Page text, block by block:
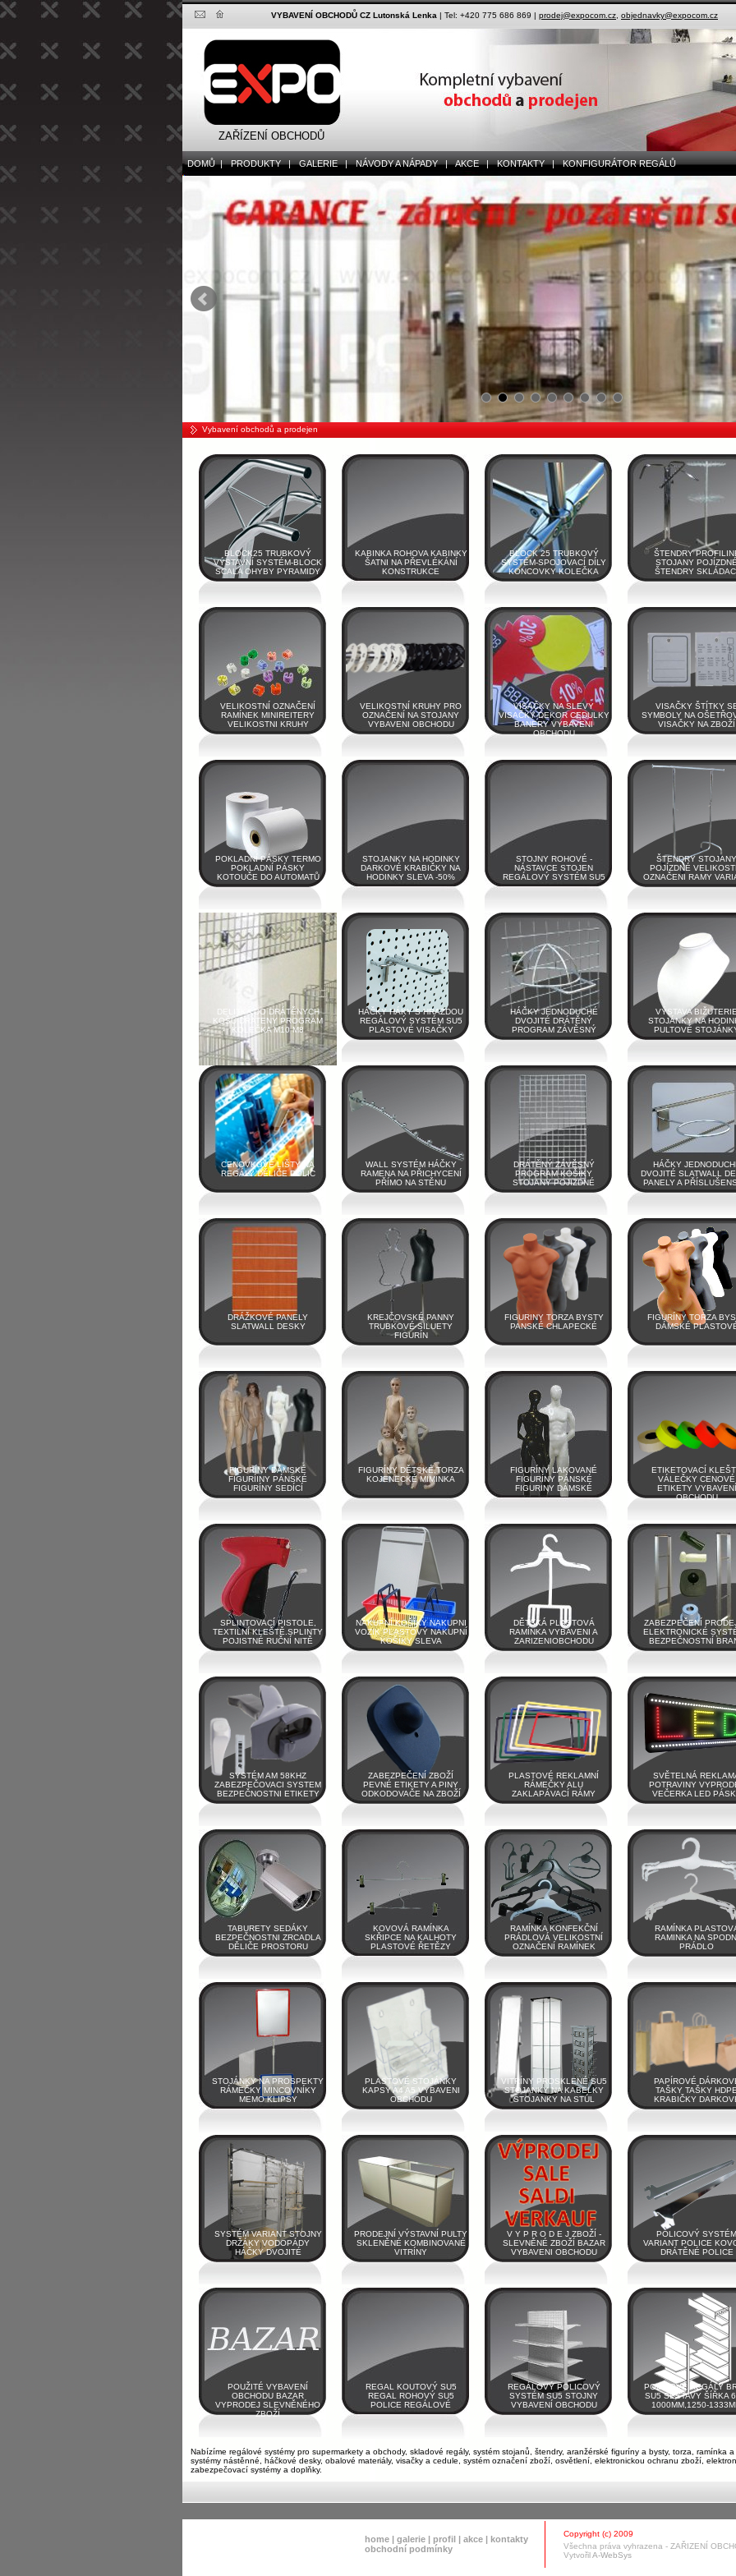
VYBAVENÍ OBCHODŮ CZ Lutonská Lenka | Tel: +420 775 686 869 | prodej@expocom.cz objednavky@expocom.cz
ZAŘÍZENÍ OBCHODŮ
DOMŮ |PRODUKTY |GALERIE |NÁVODY A NÁPADY |AKCE |KONTAKTY |KONFIGURÁTOR REGÁLŮ
Vybavení obchodů a prodejen
BLOCK25 TRUBKOVÝ
VÝSTAVNÍ SYSTÉM-BLOCK
SCALA OHYBY PYRAMIDY
KABINKA ROHOVA KABINKY
ŠATNI NA PŘEVLÉKÁNÍ
KONSTRUKCE
BLOCK 25 TRUBKOVÝ
SYSTÉM-SPOJOVACÍ DÍLY
KONCOVKY KOLEČKA
ŠTENDRY
STOJANY POJÍZDNÉ
ŠTENDRY
VELIKOSTNÍ OZNAČENÍ
RAMÍNEK MINIREITERY
VELIKOSTNI KRUHY
VELIKOSTNÍ KRUHY PRO
OZNAČENÍ NA STOJANY
VYBAVENI OBCHODU
VISAČKY NA SLEVY
VISAČKY DEKOR CEDULKY
BANERY VYBAVENI
OBCHODU
VISAČKY ŠTÍTKY
SYMBOLY NA
VISAČKY NA ZBOŽÍ
POKLADNÍ PÁSKY TERMO
POKLADNÍ PÁSKY
KOTOUČE DO AUTOMATŮ
STOJANKY NA HODINKY
DARKOVÉ KRABIČKY NA
HODINKY SLEVA -50%
STOJNY ROHOVÉ -
NÁSTAVCE STOJEN
REGÁLOVÝ SYSTÉM SU5
ŠTENDRY STOJANY
POJÍZDNÉ
OZNAČENI RAMY
DELITKA DO DRÁTĚNYCH
KOŠŮ DRATENY PROGRAM
KOLEČKA M10 M8
HÁČKY HÁKY S HRAZDOU
REGÁLOVÝ SYSTÉM SU5
PLASTOVÉ VISAČKY
HÁČKY JEDNODUCHÉ
DVOJITÉ DRÁTĚNÝ
PROGRAM ZÁVĚSNÝ
VÝSTAVA BIŽUTERIE
STOJÁNKY NA
PULTOVÉ
CENOVKOVÉ LIŠTY NA
REGÁLY DĚLIČE POLIC
WALL SYSTÉM HÁČKY
RAMENA NA PŘICHYCENÍ
PŘÍMO NA STĚNU
DRÁTĚNÝ ZÁVĚSNÝ
PROGRAM KOŠÍKY
STOJANY POJIZDNÉ
HÁČKY
DVOJITÉ SLATWALL
PANELY A
DRÁŽKOVÉ PANELY
SLATWALL DESKY
KREJČOVSKÉ PANNY
TRUBKOVÉ SILUETY
FIGURÍN
FIGURINY TORZA BYSTY
PANSKÉ CHLAPECKÉ
FIGURÍNY TORZA
DÁMSKÉ
FIGURÍNY DÁMSKÉ
FIGURÍINY PÁNSKÉ
FIGURÍNY SEDÍCÍ
FIGURÍNY DĚTSKÉ,TORZA
KOJENECKÉ MIMINKA
FIGURÍNY LAKOVANÉ
FIGURÍNY PÁNSKÉ
FIGURINY DÁMSKÉ
ETIKETOVACÍ
VÁLEČKY CENOVÉ
ETIKETY VYBAVENÍ
OBCHODU
SPLINTOVACÍ PISTOLE,
TEXTILNÍ KLEŠTĚ.SPLINTY
POJISTNÉ RUČNÍ NITĚ
NÁKUPNÍ KOŠÍKY NAKUPNI
VOZIK PLASTOVÝ NAKUPNÍ
KOŠÍKY SLEVA
DĚTSKÁ PLASTOVÁ
RAMÍNKA VYBAVENI A
ZARIZENIOBCHODU
ZABEZPEČENÍ
ELEKTRONICKÉ
BEZPEČNOSTNÍ
SYSTÉM AM 58KHZ
ZABEZPEČOVACI SYSTEM
BEZPEČNOSTNI ETIKETY
ZABEZPEČENÍ ZBOŽÍ
PEVNÉ ETIKETY A PINY
ODKODOVAČE NA ZBOŽÍ
PLASTOVÉ REKLAMNÍ
RÁMEČKY ALU
ZAKLAPÁVACÍ RÁMY
SVĚTELNÁ
POTRAVINY
VEČERKA LED
TABURETY SEDÁKY
BEZPEČNOSTNI ZRCADLA
DĚLIČE PROSTORU
KOVOVÁ RAMÍNKA
SKŘIPCE NA KALHOTY
PLASTOVÉ ŘETĚZY
RAMÍNKA KONFEKČNÍ
PRÁDLOVÁ VELIKOSTNÍ
OZNAČENÍ RAMÍNEK
RAMÍNKA
RAMINKA NA
PRÁDLO
STOJÁNKY NA PROSPEKTY
RÁMEČKY MINCOVNÍKY
MEMO KLIPSY
PLASTOVÉ STOJÁNKY
KAPSY A4 A5 VYBAVENI
OBCHODU
VITRÍNY PROSKLENÉ SU5
STOJANKY NA KABELKY
STOJANKY NA STÚL
PAPÍROVÉ
TAŠKY TAŠKY HDPE
KRABIČKY
SYSTÉM VARIANT STOJNY
DRŽÁKY VODOPÁDY
HÁČKY DVOJITÉ
PRODEJNÍ VÝSTAVNÍ PULTY
SKLENĚNÉ KOMBINOVANÉ
VITRÍNY
V Y P R O D E J ZBOŽÍ -
SLEVNĚNÉ ZBOŽÍ BAZAR
VYBAVENI OBCHODU
POLICOVÝ SYSTÉM
VARIANT POLICE
DRÁTĚNÉ POLICE
POUŽITÉ VYBAVENÍ
OBCHODU BAZAR
VYPRODEJ SLEVNĚNÉHO
ZBOŽÍ
REGAL KOUTOVÝ SU5
REGAL ROHOVÝ SU5
POLICE REGÁLOVÉ
REGÁLOVÝ POLICOVÝ
SYSTÉM SU5 STOJNY
VYBAVENÍ OBCHODU
POLICOVÉ REGÁLY
SU5 SESTAVY ŠÍŘKA
1000MM,1250-
Nabízíme regálové systémy pro supermarkety a obchody, skladové regály, systém stojanů, štendry, aranžérské figuríny a bysty, torza, ramínka a
systémy nástěnné, háčkové desky, obalové materiály, visačky a cedule, systém označení zboží, osvětlení, elektronickou ochranu zboží,
zabezpečovací systémy a doplňky.
home | galerie | profil | akce | kontakty
obchodní podmínky
Copyright (c) 2009
Všechna práva vyhrazena - ZAŘIZENÍ
VytvořilA-WebSys